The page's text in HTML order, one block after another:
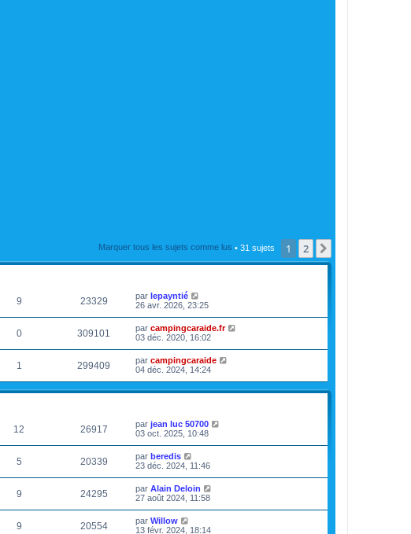
Marquer tous les sujets comme lus • 31 sujets 1 2
9 23329 par lepayntié
26 avr. 2026, 23:25
0 309101 par campingcaraide.fr
03 déc. 2020, 16:02
1 299409 par campingcaraide
04 déc. 2024, 14:24
12 26917 par jean luc 50700
03 oct. 2025, 10:48
5 20339 par beredis
23 déc. 2024, 11:46
9 24295 par Alain Deloin
27 août 2024, 11:58
9 20554 par Willow
13 févr. 2024, 18:14